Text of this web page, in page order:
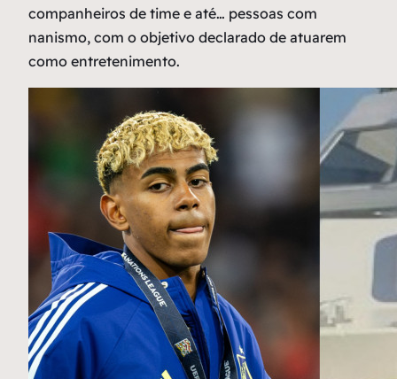
companheiros de time e até… pessoas com
nanismo, com o objetivo declarado de atuarem
como entretenimento.